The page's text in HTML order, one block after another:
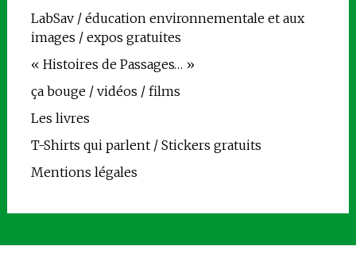
LabSav / éducation environnementale et aux
images / expos gratuites
« Histoires de Passages… »
ça bouge / vidéos / films
Les livres
T-Shirts qui parlent / Stickers gratuits
Mentions légales